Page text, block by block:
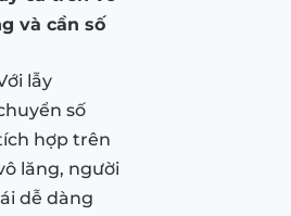
và cần số
lẫy
số
hợp trên
lăng, người
dễ dàng